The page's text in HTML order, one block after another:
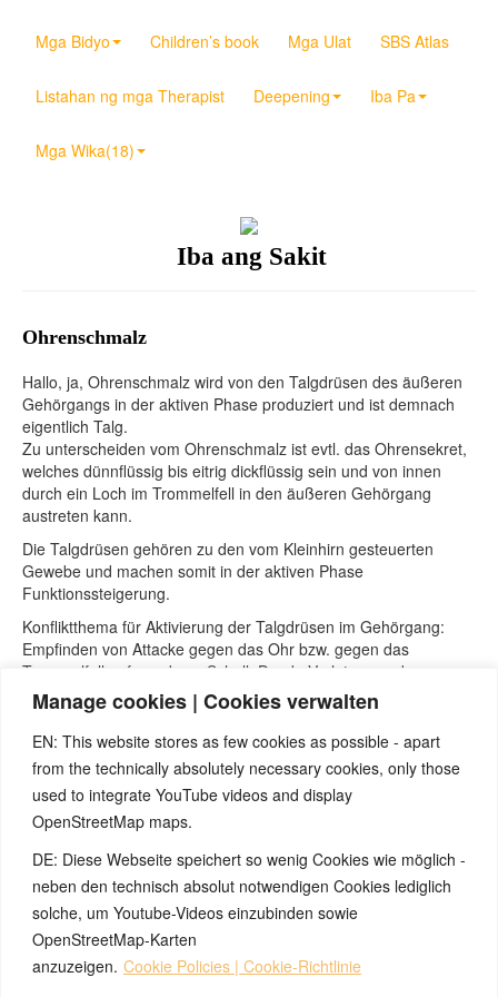
Manage cookies | Cookies verwalten
EN: This website stores as few cookies as possible - apart
from the technically absolutely necessary cookies, only those
used to integrate YouTube videos and display
OpenStreetMap maps.
DE: Diese Webseite speichert so wenig Cookies wie möglich -
neben den technisch absolut notwendigen Cookies lediglich
solche, um Youtube-Videos einzubinden sowie
OpenStreetMap-Karten
anzuzeigen. Cookie Policies | Cookie-Richtlinie
Mga Bidyo Children’s book Mga Ulat SBS Atlas
Listahan ng mga Therapist Deepening Iba Pa
Mga Wika(18)
Iba ang Sakit
Ohrenschmalz
Hallo, ja, Ohrenschmalz wird von den Talgdrüsen des äußeren
Gehörgangs in der aktiven Phase produziert und ist demnach
eigentlich Talg.
Zu unterscheiden vom Ohrenschmalz ist evtl. das Ohrensekret,
welches dünnflüssig bis eitrig dickflüssig sein und von innen
durch ein Loch im Trommelfell in den äußeren Gehörgang
austreten kann.
Die Talgdrüsen gehören zu den vom Kleinhirn gesteuerten
Gewebe und machen somit in der aktiven Phase
Funktionssteigerung.
Konfliktthema für Aktivierung der Talgdrüsen im Gehörgang:
Empfinden von Attacke gegen das Ohr bzw. gegen das
Trommelfell aufgrund von Schall, Druck, Verletzung oder
ähnlichem.
Der Talg, das Ohrenschmalz, soll das Ohr vor diesen Attacken
schützen.
Die ursprüngliche Aktivierung kann einmal erfolgt sein wegen
Knalltrauma, Lärm. In Folge sind hier dann auch Lokalrezidive
möglich.
Auch das Rumpoppeln mit Wattestäbchen kann als Attacke
empfunden werden; muss aber nicht so sein.
© 2026 by Ingmar Marquardt
Pangkalahatang-ideya
Impressum